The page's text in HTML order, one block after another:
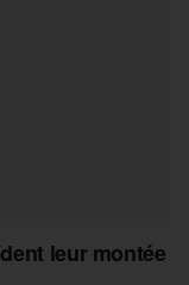
leur montée